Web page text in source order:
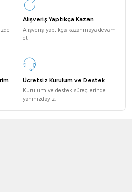
Teşhir Dolabı, yiyeceklerimi
sabit bir sıcaklıkta tutarak,
zor mu?
seçenekleri ile kolayca
sahip olup, çevreci bir
Alışveriş Yaptıkça Kazan
Alışveriş yaptıkça kazanmaya devam
et
Ücretsiz Kurulum ve Destek
Kurulum ve destek süreçlerinde
yanınızdayız.